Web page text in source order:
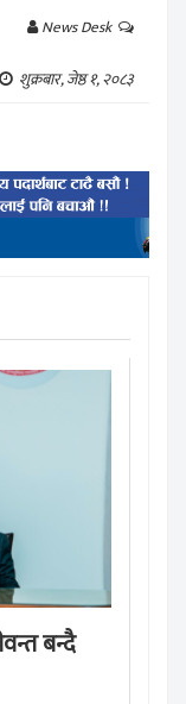
News Desk
शुक्रबार, जेष्ठ १, २०८३
बन्दै